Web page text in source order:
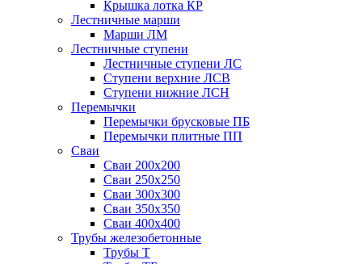
Крышка лотка КР
Лестничные марши
Марши ЛМ
Лестничные ступени
Лестничные ступени ЛС
Ступени верхние ЛСВ
Ступени нижние ЛСН
Перемычки
Перемычки брусковые ПБ
Перемычки плитные ПП
Сваи
Сваи 200х200
Сваи 250х250
Сваи 300х300
Сваи 350х350
Сваи 400х400
Трубы железобетонные
Трубы Т